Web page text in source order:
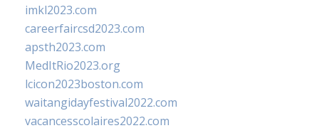
imkl2023.com
careerfaircsd2023.com
apsth2023.com
MedItRio2023.org
lcicon2023boston.com
waitangidayfestival2022.com
vacancesscolaires2022.com